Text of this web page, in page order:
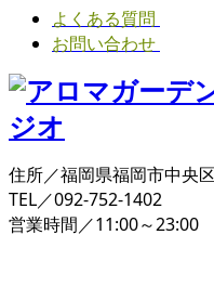
よくある質問
お問い合わせ
住所／福岡県福岡市中央
TEL／092-752-1402
営業時間／11:00～23:00